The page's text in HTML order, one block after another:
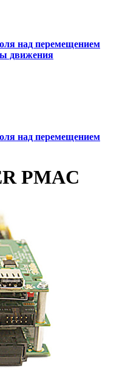
над перемещением
движения
над перемещением
PMAC